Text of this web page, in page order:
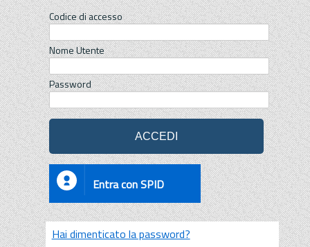
Codice di accesso
Nome Utente
Password
Entra con SPID
Hai dimenticato la password?